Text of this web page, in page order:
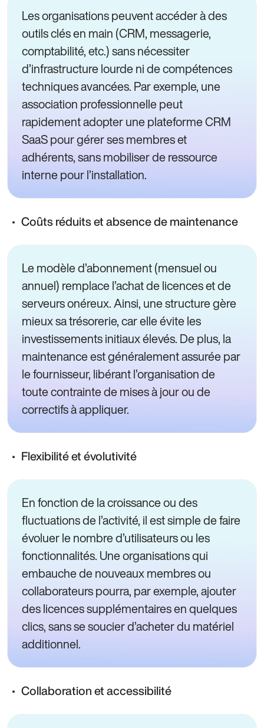
Les organisations peuvent accéder à des
outils clés en main (CRM, messagerie,
comptabilité, etc.) sans nécessiter
d’infrastructure lourde ni de compétences
techniques avancées. Par exemple, une
association professionnelle peut
rapidement adopter une plateforme CRM
SaaS pour gérer ses membres et
adhérents, sans mobiliser de ressource
interne pour l’installation.
Coûts réduits et absence de maintenance
Le modèle d’abonnement (mensuel ou
annuel) remplace l’achat de licences et de
serveurs onéreux. Ainsi, une structure gère
mieux sa trésorerie, car elle évite les
investissements initiaux élevés. De plus, la
maintenance est généralement assurée par
le fournisseur, libérant l’organisation de
toute contrainte de mises à jour ou de
correctifs à appliquer.
Flexibilité et évolutivité
En fonction de la croissance ou des
fluctuations de l’activité, il est simple de faire
évoluer le nombre d’utilisateurs ou les
fonctionnalités. Une organisations qui
embauche de nouveaux membres ou
collaborateurs pourra, par exemple, ajouter
des licences supplémentaires en quelques
clics, sans se soucier d’acheter du matériel
additionnel.
Collaboration et accessibilité